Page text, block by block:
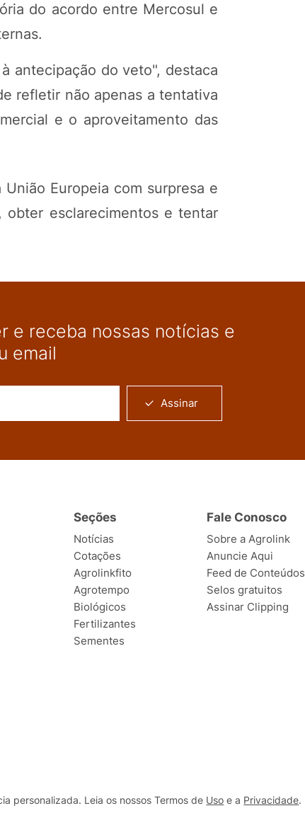
do acordo entre Mercosul e
antecipação do veto", destaca
refletir não apenas a tentativa
e o aproveitamento das
Europeia com surpresa e
obter esclarecimentos e tentar
e receba nossas notícias e
email
Assinar
Seções
Notícias
Cotações
Agrolinkfito
Agrotempo
Biológicos
Fertilizantes
Sementes
Fale Conosco
Sobre a Agrolink
Anuncie Aqui
Feed de Conteúdos
Selos gratuitos
Assinar Clipping
personalizada. Leia os nossos Termos de Uso e a Privacidade.